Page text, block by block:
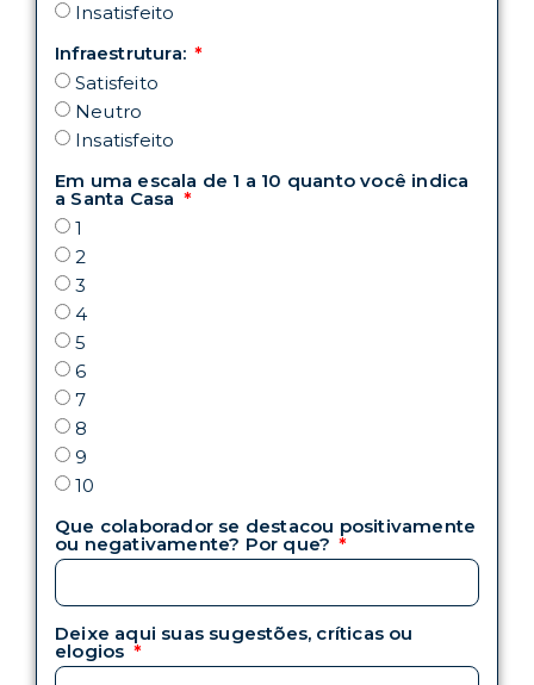
Insatisfeito
Infraestrutura:
Satisfeito
Neutro
Insatisfeito
Em uma escala de 1 a 10 quanto você indica
a Santa Casa
1
2
3
4
5
6
7
8
9
10
Que colaborador se destacou positivamente
ou negativamente? Por que?
Deixe aqui suas sugestões, críticas ou
elogios